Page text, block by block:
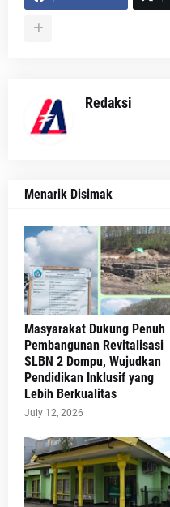
Redaksi
Menarik Disimak
Masyarakat Dukung Penuh
Pembangunan Revitalisasi
SLBN 2 Dompu, Wujudkan
Pendidikan Inklusif yang
Lebih Berkualitas
July 12, 2026